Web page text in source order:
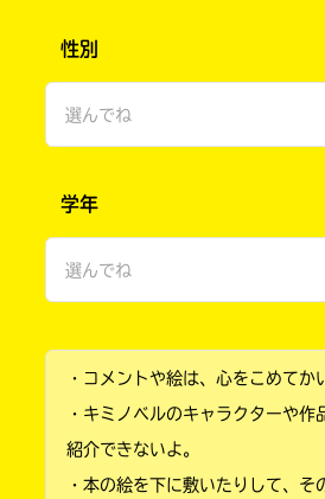
性別
選んでね
ひみつ
学年
選んでね
小学2年
小学4年
・コメントや絵は、心をこめてか
・キミノベルのキャラクターや作
紹介できないよ。
・本の絵を下に敷いたりして、そ